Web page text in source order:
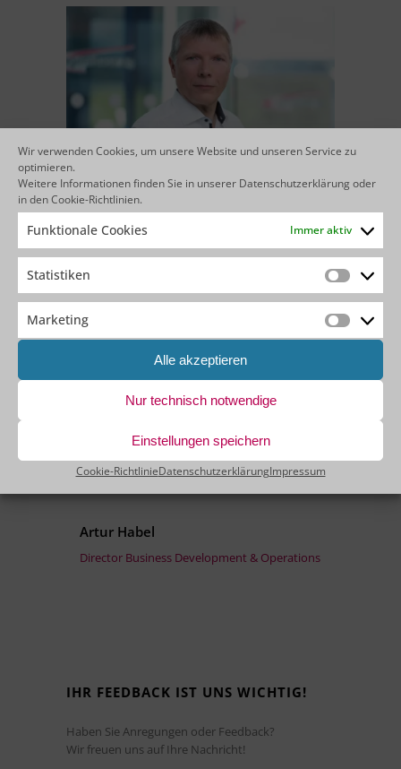
Wir verwenden Cookies, um unsere Website und unseren Service zu
optimieren.
Weitere Informationen finden Sie in unserer Datenschutzerklärungoder
in denCookie-Richtlinien.
Funktionale Cookies Immer aktiv
Statistiken
Marketing
Alle akzeptieren
Nur technisch notwendige
Einstellungen speichern
Cookie-RichtlinieDatenschutzerklärungImpressum
Thomas Rychlik
Vorstand / CEO
Artur Habel
Director Business Development & Operations
IHR FEEDBACK IST UNS WICHTIG!
Haben Sie Anregungen oder Feedback?
Wir freuen uns auf Ihre Nachricht!